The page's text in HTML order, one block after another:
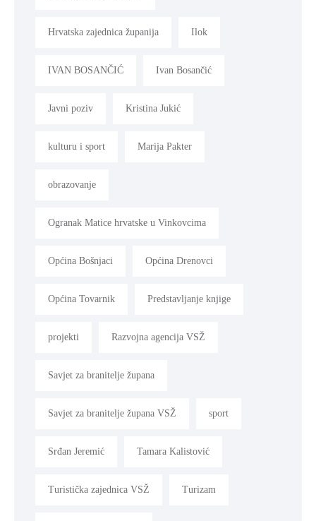
Hrvatska zajednica županija Ilok
IVAN BOSANČIĆ Ivan Bosančić
Javni poziv Kristina Jukić
kulturu i sport Marija Pakter
obrazovanje
Ogranak Matice hrvatske u Vinkovcima
Općina Bošnjaci Općina Drenovci
Općina Tovarnik Predstavljanje knjige
projekti Razvojna agencija VSŽ
Savjet za branitelje župana
Savjet za branitelje župana VSŽ sport
Srđan Jeremić Tamara Kalistović
Turistička zajednica VSŽ Turizam